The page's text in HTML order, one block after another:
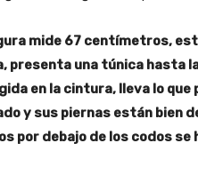
mide 67 centímetros,
presenta una túnica hasta
en la cintura, lleva lo que
y sus piernas están bien
por debajo de los codos se